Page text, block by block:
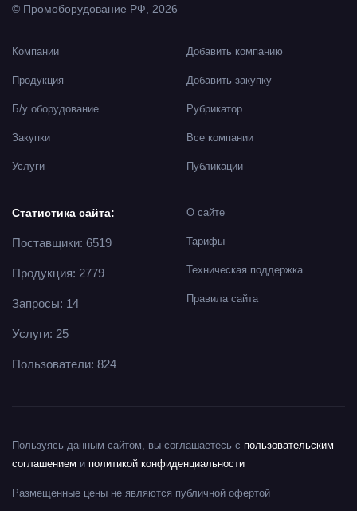
© Промоборудование РФ, 2026
Компании
Продукция
Б/у оборудование
Закупки
Услуги
Добавить компанию
Добавить закупку
Рубрикатор
Все компании
Публикации
О сайте
Тарифы
Техническая поддержка
Правила сайта
Статистика сайта:
Поставщики: 6519
Продукция: 2779
Запросы: 14
Услуги: 25
Пользователи: 824
Пользуясь данным сайтом, вы соглашаетесь с пользовательским
соглашением и политикой конфиденциальности
Размещенные цены не являются публичной офертой